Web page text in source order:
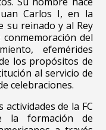
Carlos I, en la
su reinado y al Rey
del
efemérides
los propósitos de
al servicio de
celebraciones.
de la FC
la formación de